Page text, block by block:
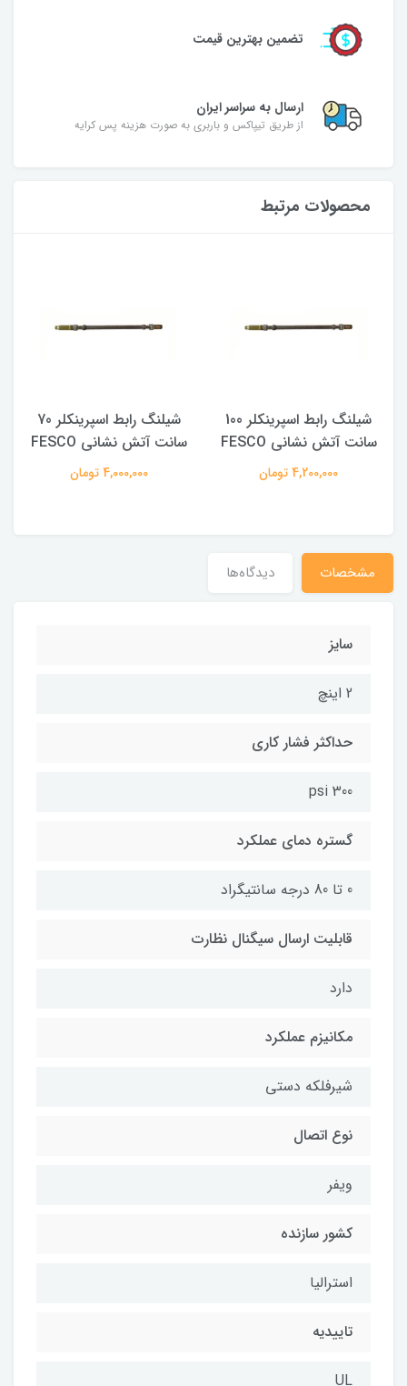
تضمین بهترین قیمت
ارسال به سراسر ایران
از طریق تیپاکس و باربری به صورت هزینه پس کرایه
محصولات مرتبط
شیلنگ رابط اسپرینکلر 100
سانت آتش نشانی FESCO
4,200,000 تومان
شیلنگ رابط اسپرینکلر 70
سانت آتش نشانی FESCO
4,000,000 تومان
مشخصات دیدگاه‌ها
سایز
2 اینچ
حداکثر فشار کاری
300 psi
گستره دمای عملکرد
0 تا 80 درجه سانتیگراد
قابلیت ارسال سیگنال نظارت
دارد
مکانیزم عملکرد
شیرفلکه دستی
نوع اتصال
ویفر
کشور سازنده
استرالیا
تاییدیه
UL